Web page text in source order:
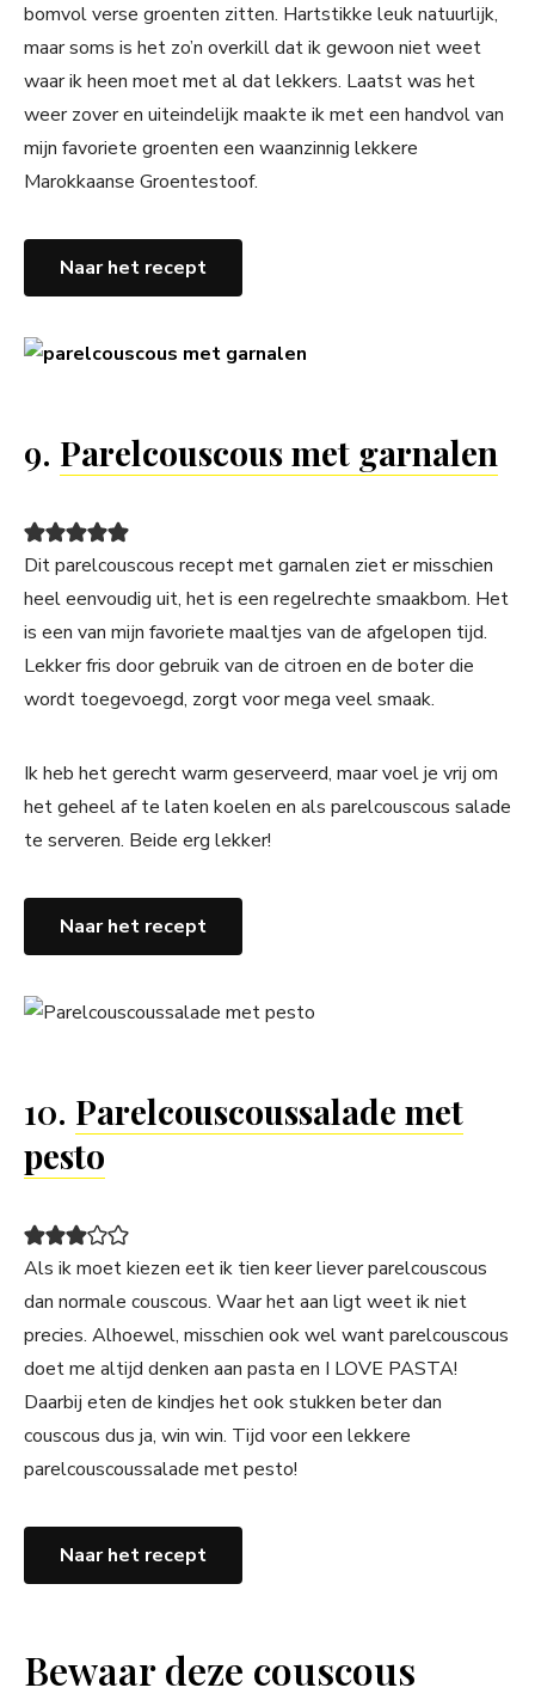
bomvol verse groenten zitten. Hartstikke leuk natuurlijk,
maar soms is het zo’n overkill dat ik gewoon niet weet
waar ik heen moet met al dat lekkers. Laatst was het
weer zover en uiteindelijk maakte ik met een handvol van
mijn favoriete groenten een waanzinnig lekkere
Marokkaanse Groentestoof.
Naar het recept
9. Parelcouscous met garnalen
Dit parelcouscous recept met garnalen ziet er misschien
heel eenvoudig uit, het is een regelrechte smaakbom. Het
is een van mijn favoriete maaltjes van de afgelopen tijd.
Lekker fris door gebruik van de citroen en de boter die
wordt toegevoegd, zorgt voor mega veel smaak.
Ik heb het gerecht warm geserveerd, maar voel je vrij om
het geheel af te laten koelen en als parelcouscous salade
te serveren. Beide erg lekker!
Naar het recept
10. Parelcouscoussalade met
pesto
Als ik moet kiezen eet ik tien keer liever parelcouscous
dan normale couscous. Waar het aan ligt weet ik niet
precies. Alhoewel, misschien ook wel want parelcouscous
doet me altijd denken aan pasta en I LOVE PASTA!
Daarbij eten de kindjes het ook stukken beter dan
couscous dus ja, win win. Tijd voor een lekkere
parelcouscoussalade met pesto!
Naar het recept
Bewaar deze couscous